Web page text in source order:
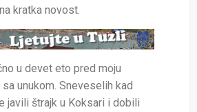
kratka novost.
u devet eto pred moju
unukom. Sneveselih kad
javili štrajk u Koksari i dobili